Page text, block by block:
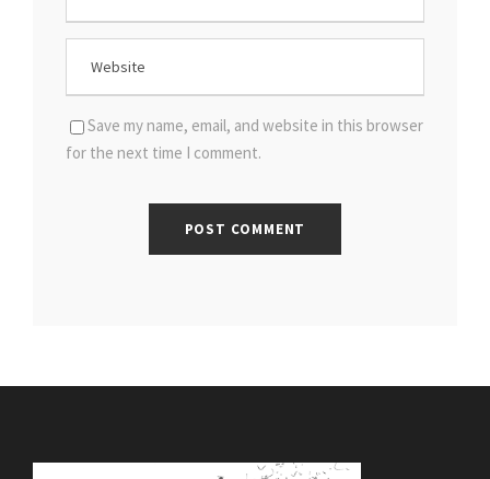
Save my name, email, and website in this browser
for the next time I comment.